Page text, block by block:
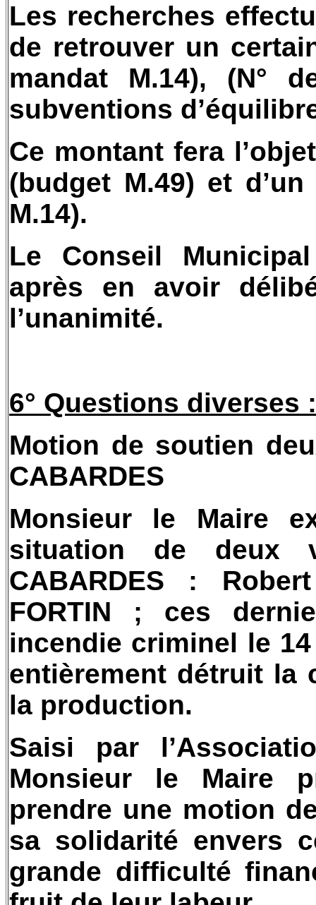
Les recherches
de retrouver un
mandat M.14), (N°
subventions
Ce montant fera
(budget M.49) et
M.14).
Le Conseil
après en avoir
l’unanimité.
6° Questions diverses :
Motion de soutien
CABARDES
Monsieur le Maire
situation de deux
CABARDES :
FORTIN ; ces
incendie criminel le
entièrement détruit la
la production.
Saisi par
Monsieur le Maire
prendre une motion
sa solidarité envers
grande difficulté